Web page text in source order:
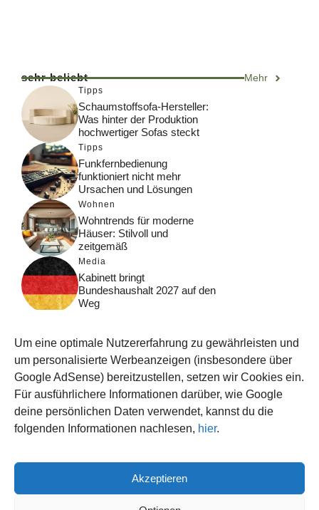
Um eine optimale Nutzererfahrung zu gewährleisten und
um personalisierte Werbeanzeigen (insbesondere über
Google AdSense) bereitzustellen, setzen wir Cookies ein.
Für ausführlichere Informationen darüber, wie Google
deine persönlichen Daten verwendet, kannst du die
folgenden Informationen nachlesen, hier.
Akzeptieren
sehr beliebt Mehr
Tipps
Schaumstoffsofa-Hersteller:
Was hinter der Produktion
hochwertiger Sofas steckt
Tipps
Funkfernbedienung
funktioniert nicht mehr
Ursachen und Lösungen
Wohnen
Wohntrends für moderne
Häuser: Stilvoll und
zeitgemäß
Media
Kabinett bringt
Bundeshaushalt 2027 auf den
Weg
Funktionsweise, Prozesse
und Rankinglogik
Computer
Wieso habe ich im moment
kein Internet?
© 2026 WISSEN123.DE
IMPRESSUM